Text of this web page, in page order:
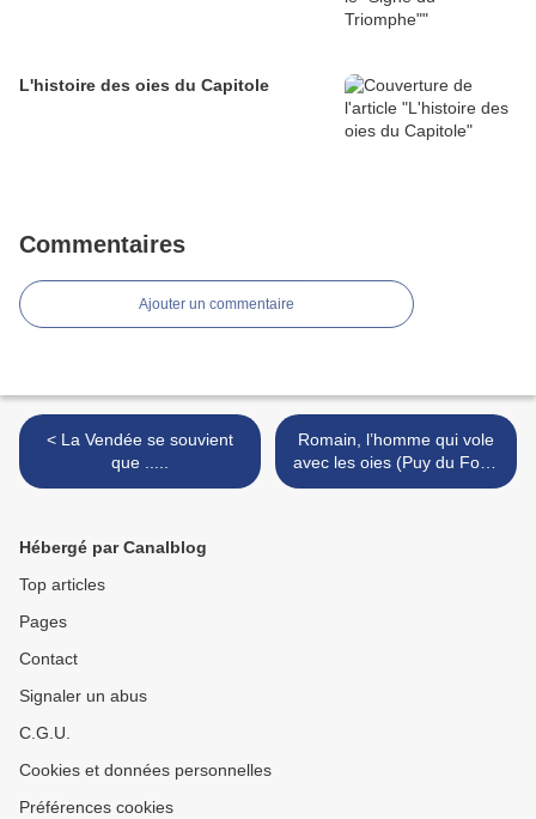
L'histoire des oies du Capitole
Commentaires
Ajouter un commentaire
< La Vendée se souvient
que .....
Romain, l’homme qui vole
avec les oies (Puy du Fou).
>
Hébergé par Canalblog
Top articles
Pages
Contact
Signaler un abus
C.G.U.
Cookies et données personnelles
Préférences cookies